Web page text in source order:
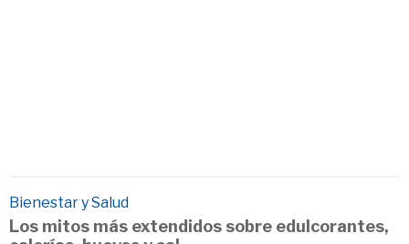
Bienestar y Salud
Los mitos más extendidos sobre edulcorantes,